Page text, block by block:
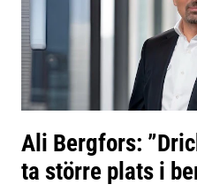
Ali Bergfors:
ta större plats i